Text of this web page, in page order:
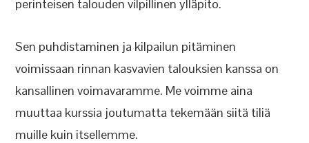
perinteisen talouden vilpillinen ylläpito.
Sen puhdistaminen ja kilpailun pitäminen
voimissaan rinnan kasvavien talouksien kanssa on
kansallinen voimavaramme. Me voimme aina
muuttaa kurssia joutumatta tekemään siitä tiliä
muille kuin itsellemme.